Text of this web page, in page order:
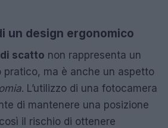
un design ergonomico
scatto non rappresenta un
pratico, ma è anche un aspetto
. L’utilizzo di una fotocamera
di mantenere una posizione
il rischio di ottenere